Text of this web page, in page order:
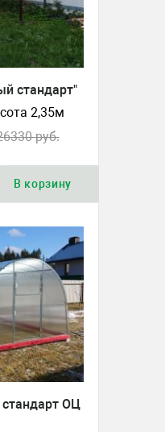
стандарт"
2,35м
руб.
В корзину
ОЦ